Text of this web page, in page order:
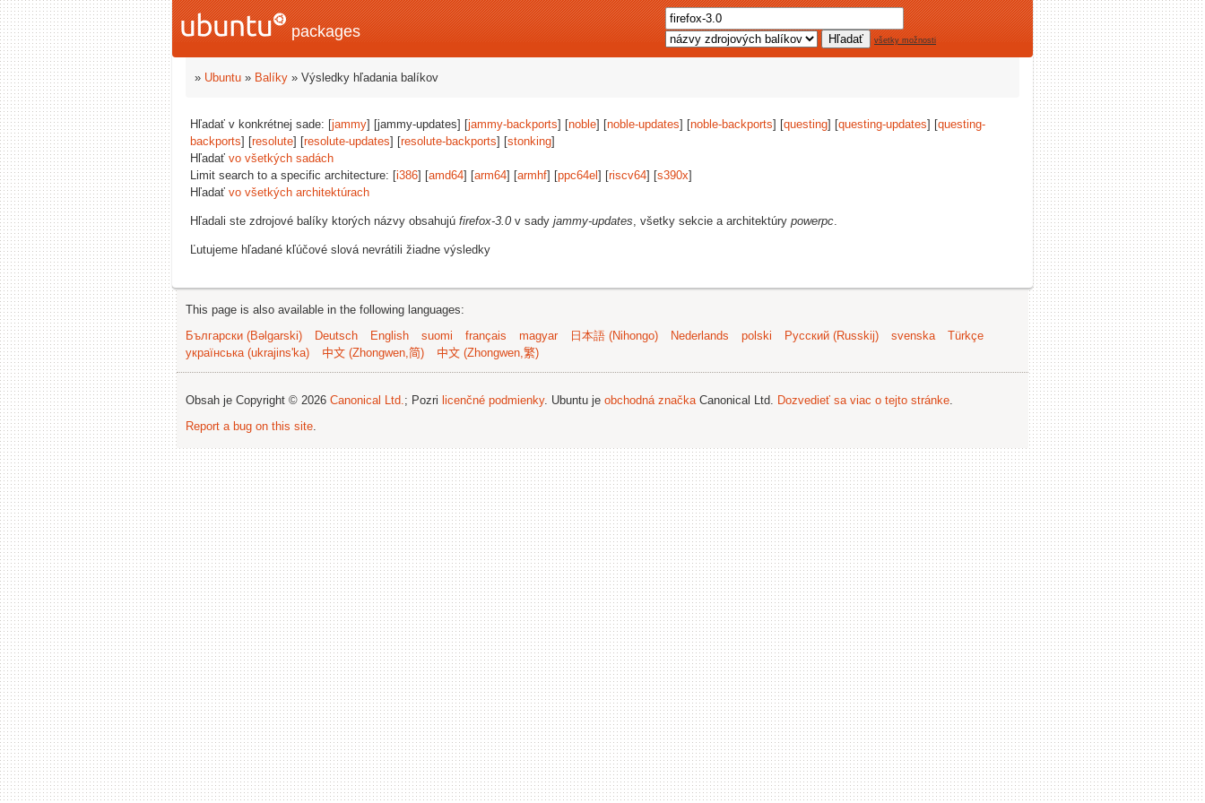
packages všetky možnosti
» Ubuntu » Balíky » Výsledky hľadania balíkov
Hľadať v konkrétnej sade: [jammy] [jammy-updates] [jammy-backports] [noble] [noble-updates] [noble-backports] [questing] [questing-updates] [questing-
backports] [resolute] [resolute-updates] [resolute-backports] [stonking]
Hľadať vo všetkých sadách
Limit search to a specific architecture: [i386] [amd64] [arm64] [armhf] [ppc64el ] [riscv64] [s390x]
Hľadať vo všetkých architektúrach
Hľadali ste zdrojové balíky ktorých názvy obsahujú firefox-3.0 v sady jammy-updates, všetky sekcie a architektúry powerpc.
Ľutujeme hľadané kľúčové slová nevrátili žiadne výsledky
This page is also available in the following languages:
Български (Bəlgarski)
Deutsch English suomi français magyar 日本語 (Nihongo) Nederlands polski Русский (Russkij) svenska
Türkçe
українська (ukrajins'ka)
中文 (Zhongwen,简) 中文 (Zhongwen,繁)
Obsah je Copyright © 2026 Canonical Ltd.; Pozri licenčné podmienky. Ubuntu je obchodná značkaCanonical Ltd. Dozvedieť sa viac o tejto stránke.
Report a bug on this site.